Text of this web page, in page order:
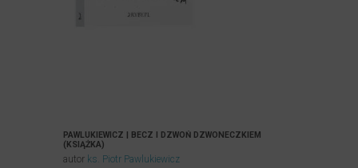
PAWLUKIEWICZ | BECZ I DZWOŃ DZWONECZKIEM
(KSIĄŻKA)
autor ks. Piotr Pawlukiewicz